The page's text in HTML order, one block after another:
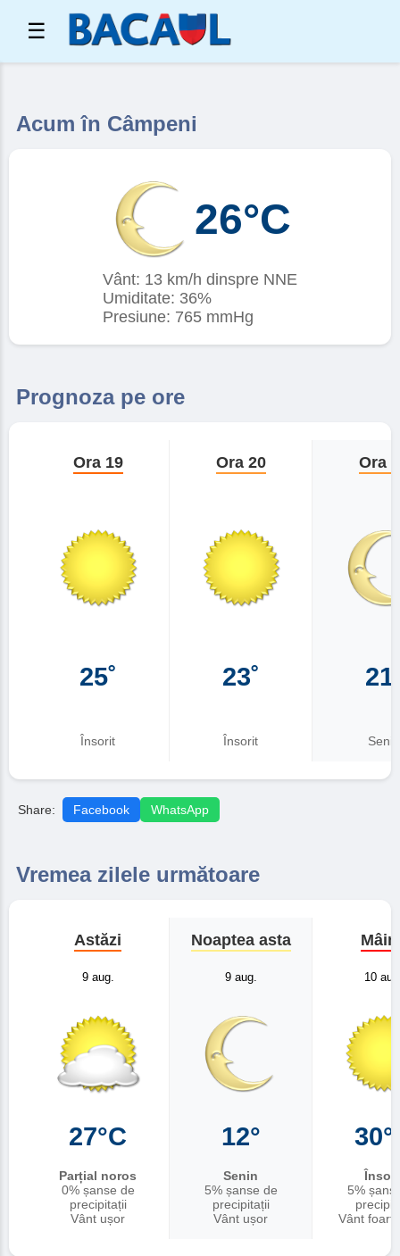
☰
Acum în Câmpeni
26°C
Vânt: 13 km/h dinspre NNE
Umiditate: 36%
Presiune: 765 mmHg
Prognoza pe ore
Ora 19
25˚
Însorit
Ora 20
23˚
Însorit
Ora
Senin
Share: Facebook WhatsApp
Vremea zilele următoare
Astăzi
9 aug.
27°C
Parțial noros
0% șanse de
precipitații
Vânt ușor
Noaptea asta
9 aug.
12°
Senin
5% șanse de
precipitații
Vânt ușor
10
5%
Vânt